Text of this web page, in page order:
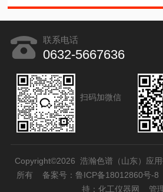
联系电话
0632-5667636
扫码加微信
Copyright©2026 浩瀚色谱（山东）应
所有 备案号：鲁ICP备18012860号-8
持： 化工仪器网 管